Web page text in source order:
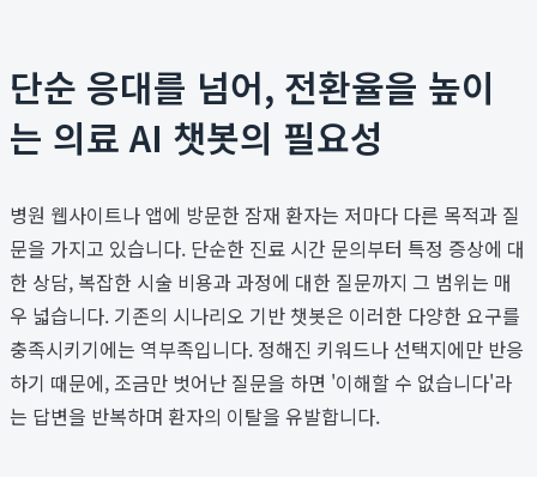
단순 응대를 넘어, 전환율을 높이
는 의료 AI 챗봇의 필요성
병원 웹사이트나 앱에 방문한 잠재 환자는 저마다 다른 목적과 질
문을 가지고 있습니다. 단순한 진료 시간 문의부터 특정 증상에 대
한 상담, 복잡한 시술 비용과 과정에 대한 질문까지 그 범위는 매
우 넓습니다. 기존의 시나리오 기반 챗봇은 이러한 다양한 요구를
충족시키기에는 역부족입니다. 정해진 키워드나 선택지에만 반응
하기 때문에, 조금만 벗어난 질문을 하면 '이해할 수 없습니다'라
는 답변을 반복하며 환자의 이탈을 유발합니다.